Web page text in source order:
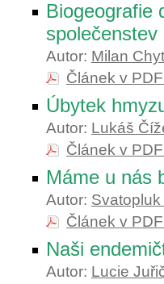
Biogeografie
společenstev
Autor: Milan
Článek v
Úbytek
Autor: Lukáš
Článek v
Máme u nás
Autor:
Článek v
Naši
Autor: Lucie